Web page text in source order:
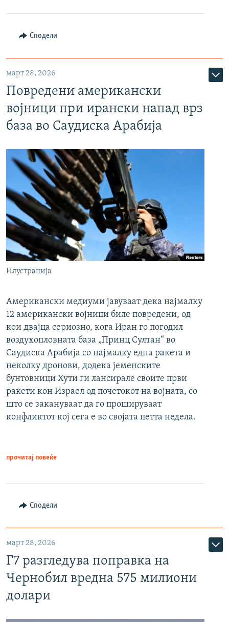
Сподели
март 28, 2026
Повредени американски
војници при ирански напад врз
база во Саудиска Арабија
Илустрација
Американски медиуми јавуваат дека најмалку
12 американски војници биле повредени, од
кои двајца сериозно, кога Иран го погодил
воздухопловната база „Принц Султан“ во
Саудиска Арабија со најмалку една ракета и
неколку дронови, додека јеменските
бунтовници Хути ги лансирале своите први
ракети кон Израел од почетокот на војната, со
што се закануваат да го прошируваат
конфликтот кој сега е во својата петта недела.
прочитај повеќе
Сподели
март 28, 2026
Г7 разгледува поправка на
Чернобил вредна 575 милиони
долари